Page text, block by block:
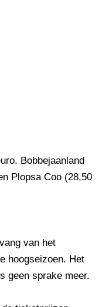
Bobbejaanland
Plopsa Coo (28,50
van het
hoogseizoen. Het
geen sprake meer.